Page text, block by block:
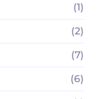
(1)
(2)
(7)
(6)